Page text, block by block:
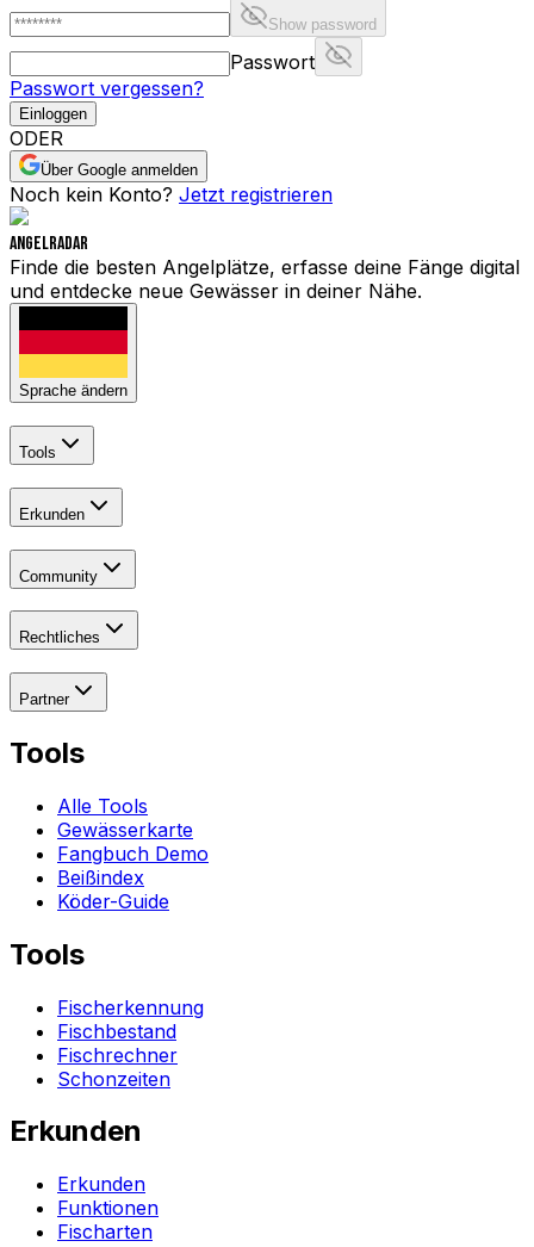
Show password
Passwort
Passwort vergessen?
Einloggen
ODER
Über Google anmelden
Noch kein Konto? Jetzt registrieren
Angelradar
Finde die besten Angelplätze, erfasse deine Fänge digital
und entdecke neue Gewässer in deiner Nähe.
Sprache ändern
Tools
Erkunden
Community
Rechtliches
Partner
Tools
Alle Tools
Gewässerkarte
Fangbuch Demo
Beißindex
Köder-Guide
Tools
Fischerkennung
Fischbestand
Fischrechner
Schonzeiten
Erkunden
Erkunden
Funktionen
Fischarten